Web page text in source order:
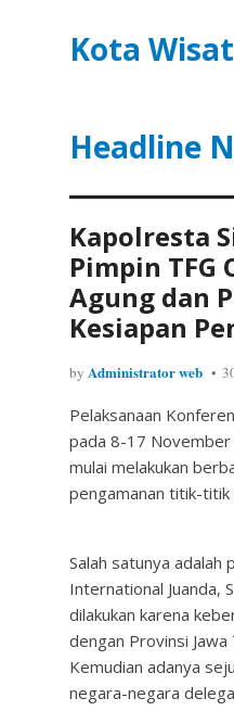
Kota
Headline
Kapolresta
Pimpin TFG
Agung dan
Kesiapan
by Administrator web
Pelaksanaan
pada 8-17 November
mulai melakukan
pengamanan titik-titik
Salah satunya adalah
International Juanda,
dilakukan karena
dengan Provinsi
Kemudian adanya
negara-negara